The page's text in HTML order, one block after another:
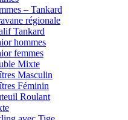
– Tankard
régionale
Tankard
hommes
femmes
Mixte
Masculin
Féminin
Roulant